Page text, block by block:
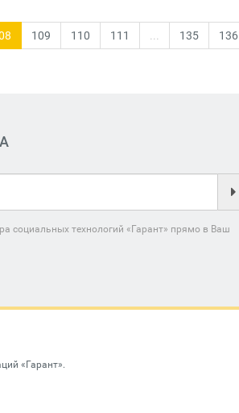
109 110 111 ... 135 136
социальных технологий «Гарант» прямо в Ваш
«Гарант».